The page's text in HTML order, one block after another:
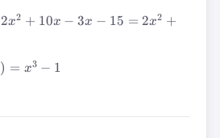
2x2 + 10x − 3x − 15 = 2x2 +
) = x3 − 1